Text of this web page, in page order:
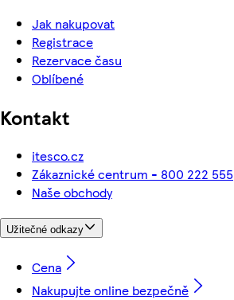
Jak nakupovat
Registrace
Rezervace času
Oblíbené
Kontakt
itesco.cz
Zákaznické centrum - 800 222 555
Naše obchody
Užitečné odkazy
Cena
Nakupujte online bezpečně